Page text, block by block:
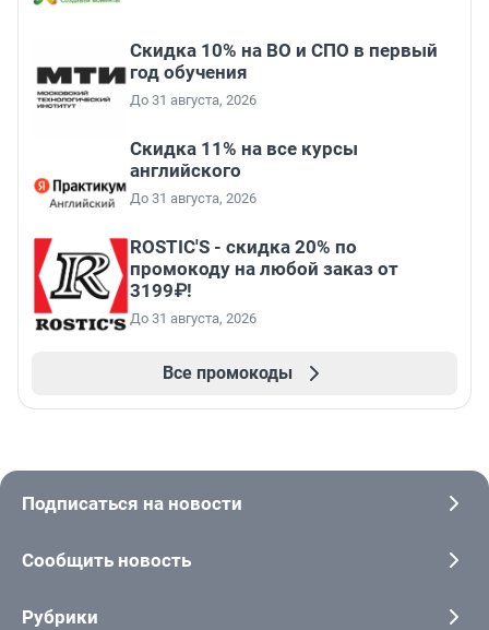
Скидка 10% на ВО и СПО в первый
год обучения
До 31 августа, 2026
Скидка 11% на все курсы
английского
До 31 августа, 2026
ROSTIC'S - скидка 20% по
промокоду на любой заказ от
3199₽!
До 31 августа, 2026
Все промокоды
Подписаться на новости
Сообщить новость
Рубрики